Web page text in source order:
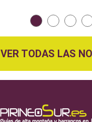
VER TODAS LAS